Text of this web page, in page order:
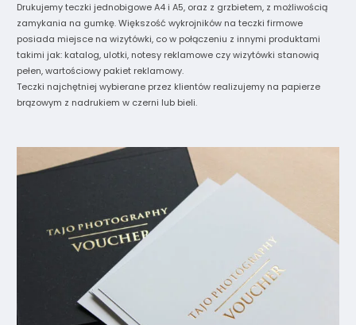
Drukujemy teczki jednobigowe A4 i A5, oraz z grzbietem, z możliwością
zamykania na gumkę. Większość wykrojników na teczki firmowe
posiada miejsce na wizytówki, co w połączeniu z innymi produktami
takimi jak: katalog, ulotki, notesy reklamowe czy wizytówki stanowią
pełen, wartościowy pakiet reklamowy.
Teczki najchętniej wybierane przez klientów realizujemy na papierze
brązowym z nadrukiem w czerni lub bieli.